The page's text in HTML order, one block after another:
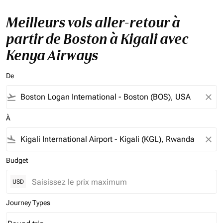
Meilleurs vols aller-retour à
partir de Boston à Kigali avec
Kenya Airways
De
flight_takeoff close
À
flight_land close
Budget
USD
Journey Types